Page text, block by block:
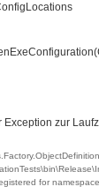
zur
for